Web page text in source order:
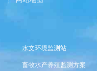
水文环境监测站
畜牧水产养殖监测方案